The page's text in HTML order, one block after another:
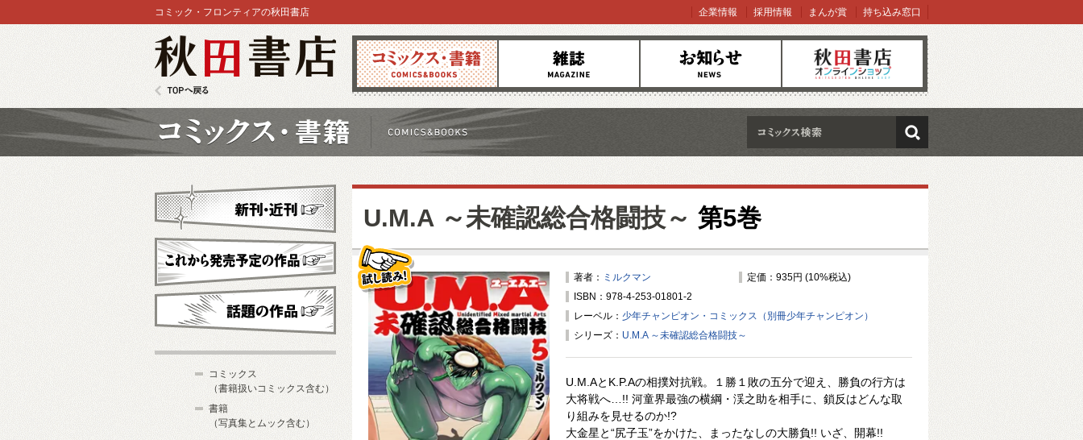
コミックス 雑誌 お知らせ オンラインショップ
コミック・フロンティアの秋田書店 企業情報 採用情報 まんが賞 持ち込み窓口
検索
U.M.A ～未確認総合格闘技～ 第5巻
著者： ミルクマン
定価：935円 (10%税込)
ISBN：978-4-253-01801-2
レーベル： 少年チャンピオン・コミックス（別冊少年チャンピオン）
シリーズ： U.M.A ～未確認総合格闘技～
U.M.AとK.P.Aの相撲対抗戦。１勝１敗の五分で迎え、勝負の行方は
大将戦へ…!! 河童界最強の横綱・渓之助を相手に、鎖反はどんな取
り組みを見せるのか!?
大金星と“尻子玉”をかけた、まったなしの大勝負!! いざ、開幕!!
試し読み！
新刊・近刊
これから発売予定
コミックス
（書籍扱いコミックス含む）
書籍
（写真集とムック含む）